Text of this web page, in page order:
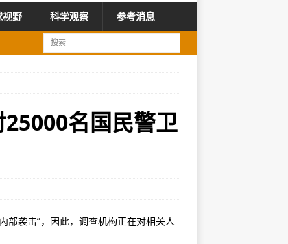
视野 科学观察 参考消息
名国民警卫
部袭击”，因此，调查机构正在对相关人